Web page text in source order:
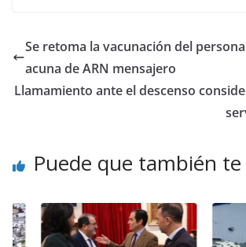
Se retoma la vacunación del
acuna de ARN mensajero
Llamamiento ante el descenso
Puede que también